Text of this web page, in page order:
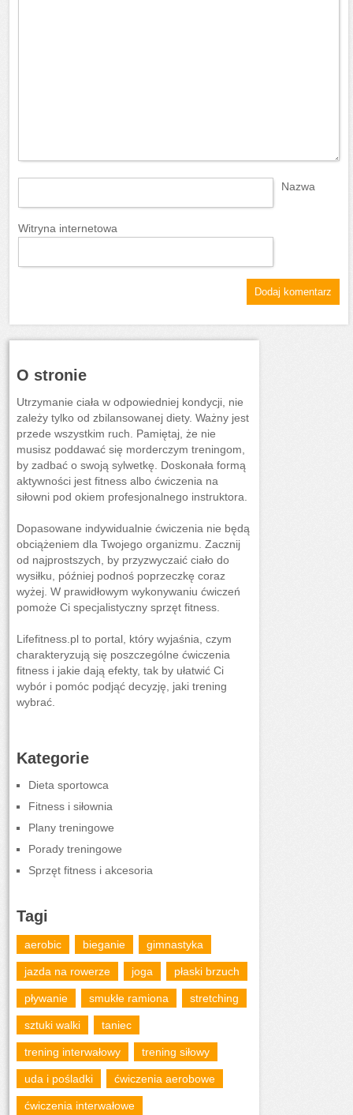
Nazwa
Witryna internetowa
O stronie
Utrzymanie ciała w odpowiedniej kondycji, nie
zależy tylko od zbilansowanej diety. Ważny jest
przede wszystkim ruch. Pamiętaj, że nie
musisz poddawać się morderczym treningom,
by zadbać o swoją sylwetkę. Doskonała formą
aktywności jest fitness albo ćwiczenia na
siłowni pod okiem profesjonalnego instruktora.
Dopasowane indywidualnie ćwiczenia nie będą
obciążeniem dla Twojego organizmu. Zacznij
od najprostszych, by przyzwyczaić ciało do
wysiłku, później podnoś poprzeczkę coraz
wyżej. W prawidłowym wykonywaniu ćwiczeń
pomoże Ci specjalistyczny sprzęt fitness.
Lifefitness.pl to portal, który wyjaśnia, czym
charakteryzują się poszczególne ćwiczenia
fitness i jakie dają efekty, tak by ułatwić Ci
wybór i pomóc podjąć decyzję, jaki trening
wybrać.
Kategorie
Dieta sportowca
Fitness i siłownia
Plany treningowe
Porady treningowe
Sprzęt fitness i akcesoria
Tagi
aerobic bieganie gimnastyka
jazda na rowerze joga płaski brzuch
pływanie smukłe ramiona stretching
sztuki walki taniec
trening interwałowy trening siłowy
uda i pośladki ćwiczenia aerobowe
ćwiczenia interwałowe